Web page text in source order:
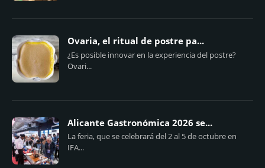
Ovaria, el ritual de postre pa...
¿Es posible innovar en la experiencia del postre?
Ovari...
Alicante Gastronómica 2026 se...
La feria, que se celebrará del 2 al 5 de octubre en
IFA...